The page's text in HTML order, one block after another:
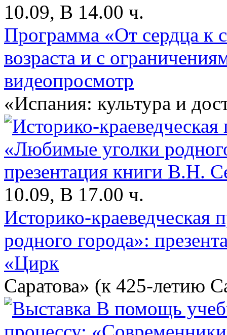
10.09, В 14.00 ч.
Программа «От сердца к
возраста и с
видеопросмотр
«Испания: культура и
10.09, В 17.00 ч.
Историко-
родного города»:
«Цирк
Саратова» (к 425-летию